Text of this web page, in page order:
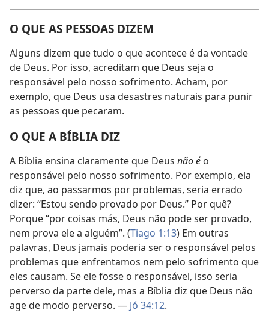
O QUE AS PESSOAS DIZEM
Alguns dizem que tudo o que acontece é da vontade
de Deus. Por isso, acreditam que Deus seja o
responsável pelo nosso sofrimento. Acham, por
exemplo, que Deus usa desastres naturais para punir
as pessoas que pecaram.
O QUE A BÍBLIA DIZ
A Bíblia ensina claramente que Deus não é o
responsável pelo nosso sofrimento. Por exemplo, ela
diz que, ao passarmos por problemas, seria errado
dizer: “Estou sendo provado por Deus.” Por quê?
Porque “por coisas más, Deus não pode ser provado,
nem prova ele a alguém”. (Tiago 1:13) Em outras
palavras, Deus jamais poderia ser o responsável pelos
problemas que enfrentamos nem pelo sofrimento que
eles causam. Se ele fosse o responsável, isso seria
perverso da parte dele, mas a Bíblia diz que Deus não
age de modo perverso. — Jó 34:12.